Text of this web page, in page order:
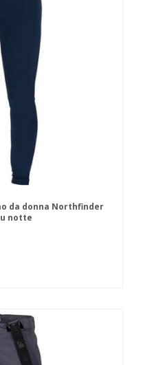
da donna Northfinder
notte